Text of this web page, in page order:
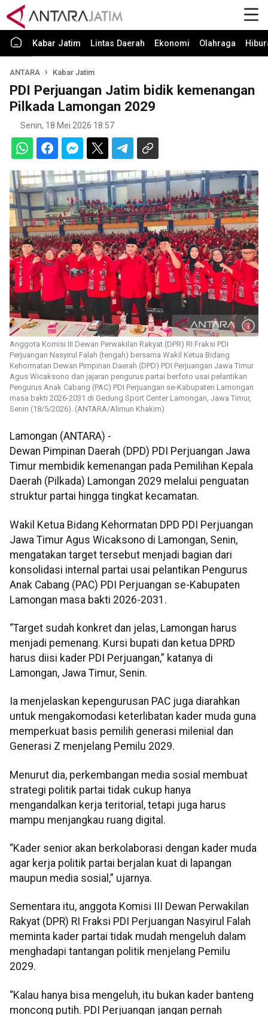
Kabar Jatim Lintas Daerah Ekonomi Olahraga
ANTARA Kabar Jatim
PDI Perjuangan Jatim bidik kemenangan
Pilkada Lamongan 2029
Senin, 18 Mei 2026 18:57
Anggota Komisi III Dewan Perwakilan Rakyat (DPR) RI Fraksi PDI
Perjuangan Nasyirul Falah (tengah) bersama Wakil Ketua Bidang
Kehormatan Dewan Pimpinan Daerah (DPD) PDI Perjuangan Jawa Timur
Agus Wicaksono dan jajaran pengurus partai berfoto usai pelantikan
Pengurus Anak Cabang (PAC) PDI Perjuangan se-Kabupaten Lamongan
masa bakti 2026-2031 di Gedung Sport Center Lamongan, Jawa Timur,
Senin (18/5/2026). (ANTARA/Alimun Khakim)
Lamongan (ANTARA) -
Dewan Pimpinan Daerah (DPD) PDI Perjuangan Jawa
Timur membidik kemenangan pada Pemilihan Kepala
Daerah (Pilkada) Lamongan 2029 melalui penguatan
struktur partai hingga tingkat kecamatan.
Wakil Ketua Bidang Kehormatan DPD PDI Perjuangan
Jawa Timur Agus Wicaksono di Lamongan, Senin,
mengatakan target tersebut menjadi bagian dari
konsolidasi internal partai usai pelantikan Pengurus
Anak Cabang (PAC) PDI Perjuangan se-Kabupaten
Lamongan masa bakti 2026-2031.
“Target sudah konkret dan jelas, Lamongan harus
menjadi pemenang. Kursi bupati dan ketua DPRD
harus diisi kader PDI Perjuangan,” katanya di
Lamongan, Jawa Timur, Senin.
Ia menjelaskan kepengurusan PAC juga diarahkan
untuk mengakomodasi keterlibatan kader muda guna
memperkuat basis pemilih generasi milenial dan
Generasi Z menjelang Pemilu 2029.
Menurut dia, perkembangan media sosial membuat
strategi politik partai tidak cukup hanya
mengandalkan kerja teritorial, tetapi juga harus
mampu menjangkau ruang digital.
“Kader senior akan berkolaborasi dengan kader muda
agar kerja politik partai berjalan kuat di lapangan
maupun media sosial,” ujarnya.
Sementara itu, anggota Komisi III Dewan Perwakilan
Rakyat (DPR) RI Fraksi PDI Perjuangan Nasyirul Falah
meminta kader partai tidak mudah mengeluh dalam
menghadapi tantangan politik menjelang Pemilu
2029.
“Kalau hanya bisa mengeluh, itu bukan kader banteng
moncong putih. PDI Perjuangan jangan pernah